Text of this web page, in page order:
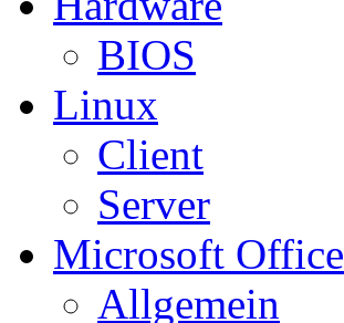
BIOS
Linux
Client
Server
Microsoft Office
Allgemein